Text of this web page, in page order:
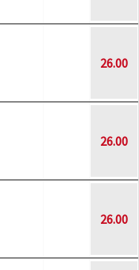
26.00
26.00
26.00